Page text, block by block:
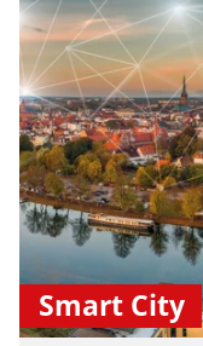
Smart City